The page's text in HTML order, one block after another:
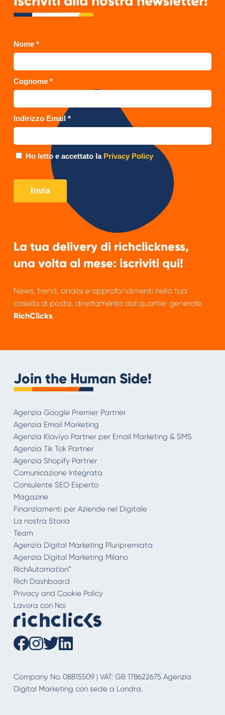
La tua delivery di richclickness,
una volta al mese: iscriviti qui!
News, trend, analisi e approfondimenti nella tua
casella di posta, direttamente dal quartier generale
RichClicks.
Join the Human Side!
Agenzia Google Premier Partner
Agenzia Email Marketing
Agenzia Klaviyo Partner per Email Marketing & SMS
Agenzia Tik Tok Partner
Agenzia Shopify Partner
Comunicazione Integrata
Consulente SEO Esperto
Magazine
Finanziamenti per Aziende nel Digitale
La nostra Storia
Team
Agenzia Digital Marketing Pluripremiata
Agenzia Digital Marketing Milano
RichAutomation™
Rich Dashboard
Privacy and Cookie Policy
Lavora con Noi
Company No. 08815509 | VAT: GB 178622675 Agenzia
Digital Marketing con sede a Londra.